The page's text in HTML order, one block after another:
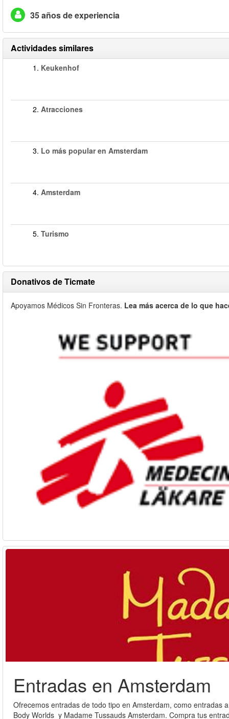
35 años de experiencia
Actividades similares
1. Keukenhof
2. Atracciones
3. Lo más popular en Amsterdam
4. Amsterdam
5. Turismo
Donativos de Ticmate
Apoyamos Médicos Sin Fronteras. Lea más acerca de lo que
Entradas en Amsterdam
Ofrecemos entradas de todo tipo en Amsterdam, como entradas
Body Worlds y Madame Tussauds Amsterdam. Compra tus